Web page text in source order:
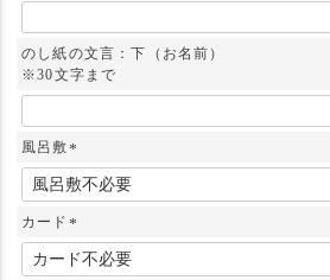
のし紙の文言：下（お名前）
※30文字まで
風呂敷
(
必
須
カード
(
必